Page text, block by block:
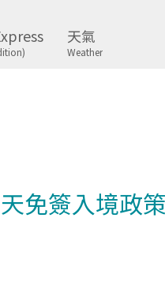
天氣
Weather
免簽入境政策